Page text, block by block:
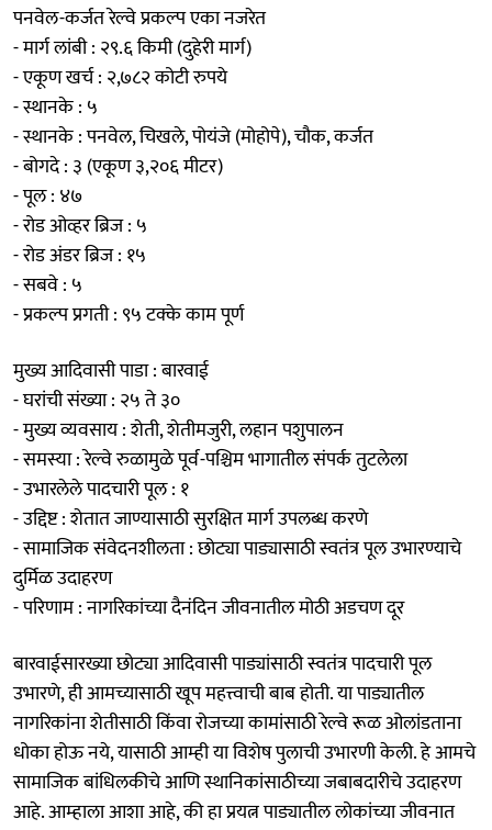
पनवेल-कर्जत रेल्वे प्रकल्प एका नजरेत
- मार्ग लांबी : २९.६ किमी (दुहेरी मार्ग)
- एकूण खर्च : २,७८२ कोटी रुपये
- स्थानके : ५
- स्थानके : पनवेल, चिखले, पोयंजे (मोहोपे), चौक, कर्जत
- बोगदे : ३ (एकूण ३,२०६ मीटर)
- पूल : ४७
- रोड ओव्हर ब्रिज : ५
- रोड अंडर ब्रिज : १५
- सबवे : ५
- प्रकल्प प्रगती : ९५ टक्के काम पूर्ण
मुख्य आदिवासी पाडा : बारवाई
- घरांची संख्या : २५ ते ३०
- मुख्य व्यवसाय : शेती, शेतीमजुरी, लहान पशुपालन
- समस्या : रेल्वे रुळामुळे पूर्व-पश्चिम भागातील संपर्क तुटलेला
- उभारलेले पादचारी पूल : १
- उद्दिष्ट : शेतात जाण्यासाठी सुरक्षित मार्ग उपलब्ध करणे
- सामाजिक संवेदनशीलता : छोट्या पाड्यासाठी स्वतंत्र पूल उभारण्याचे
दुर्मिळ उदाहरण
- परिणाम : नागरिकांच्या दैनंदिन जीवनातील मोठी अडचण दूर
बारवाईसारख्या छोट्या आदिवासी पाड्यांसाठी स्वतंत्र पादचारी पूल
उभारणे, ही आमच्यासाठी खूप महत्त्वाची बाब होती. या पाड्यातील
नागरिकांना शेतीसाठी किंवा रोजच्या कामांसाठी रेल्वे रूळ ओलांडताना
धोका होऊ नये, यासाठी आम्ही या विशेष पुलाची उभारणी केली. हे आमचे
सामाजिक बांधिलकीचे आणि स्थानिकांसाठीच्या जबाबदारीचे उदाहरण
आहे. आम्हाला आशा आहे, की हा प्रयत्न पाड्यातील लोकांच्या जीवनात